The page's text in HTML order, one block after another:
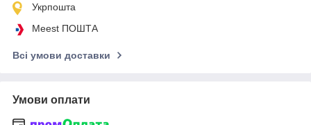
Укрпошта
Meest ПОШТА
Всі умови доставки
Умови оплати